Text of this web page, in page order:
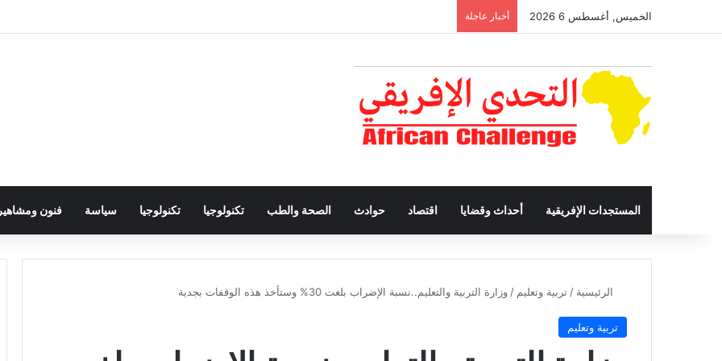
الخميس, أغسطس 6 2026 أخبار عاجلة
المستجدات الإفريقية أحداث وقضايا اقتصاد حوادث الصحة والطب تكنولوجيا تكنولوجيا سياسة فنون ومشاهير
الرئيسية / تربية وتعليم / وزارة التربية والتعليم..نسبة الإضراب بلغت 30% وستأخذ هذه الوقفات بجدية
تربية وتعليم